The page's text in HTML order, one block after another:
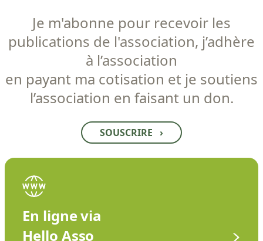
Je m'abonne pour recevoir les
publications de l'association, j’adhère
à l’association
en payant ma cotisation et je soutiens
l’association en faisant un don.
SOUSCRIRE ›
En ligne via
Hello Asso